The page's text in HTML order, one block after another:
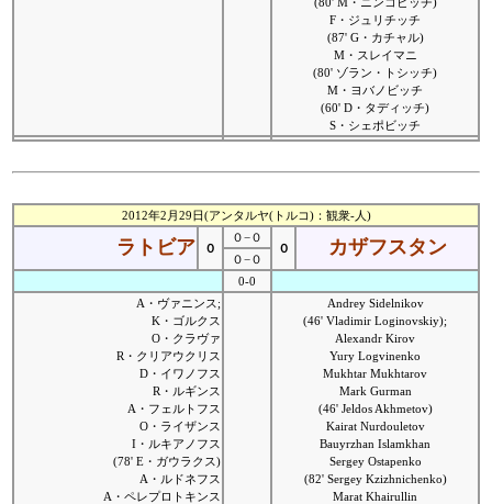
F・ジュリチッチ
(87' G・カチャル)
M・スレイマニ
(80' ゾラン・トシッチ)
M・ヨバノビッチ
(60' D・タディッチ)
S・シェポビッチ
2012年2月29日(アンタルヤ(トルコ)：観衆-人)
ラトビア ０
０−０
０
カザフスタン
０−０
0-0
A・ヴァニンス;
K・ゴルクス
O・クラヴァ
R・クリアウクリス
D・イワノフス
R・ルギンス
A・フェルトフス
O・ライザンス
I・ルキアノフス
(78' E・ガウラクス)
A・ルドネフス
A・ペレプロトキンス
Andrey Sidelnikov
(46' Vladimir Loginovskiy);
Alexandr Kirov
Yury Logvinenko
Mukhtar Mukhtarov
Mark Gurman
(46' Jeldos Akhmetov)
Kairat Nurdouletov
Bauyrzhan Islamkhan
Sergey Ostapenko
(82' Sergey Kzizhnichenko)
Marat Khairullin